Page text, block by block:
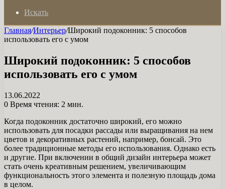
Искать
Главная/Интерьер/Широкий подоконник: 5 способов
использовать его с умом
Широкий подоконник: 5 способов
использовать его с умом
13.06.2022
0 Время чтения: 2 мин.
Когда подоконник достаточно широкий, его можно
использовать для посадки рассады или выращивания на нем
цветов и декоративных растений, например, бонсай. Это
более традиционные методы его использования. Однако есть
и другие. При включении в общий дизайн интерьера может
стать очень креативным решением, увеличивающим
функциональность этого элемента и полезную площадь дома
в целом.